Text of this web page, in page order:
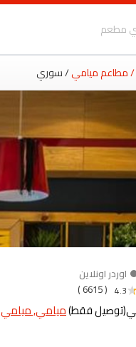
/ مطاعم ميامي/ سوري
اوردر اونلاين
4.3
( 6615 )
ميامي, ميامي